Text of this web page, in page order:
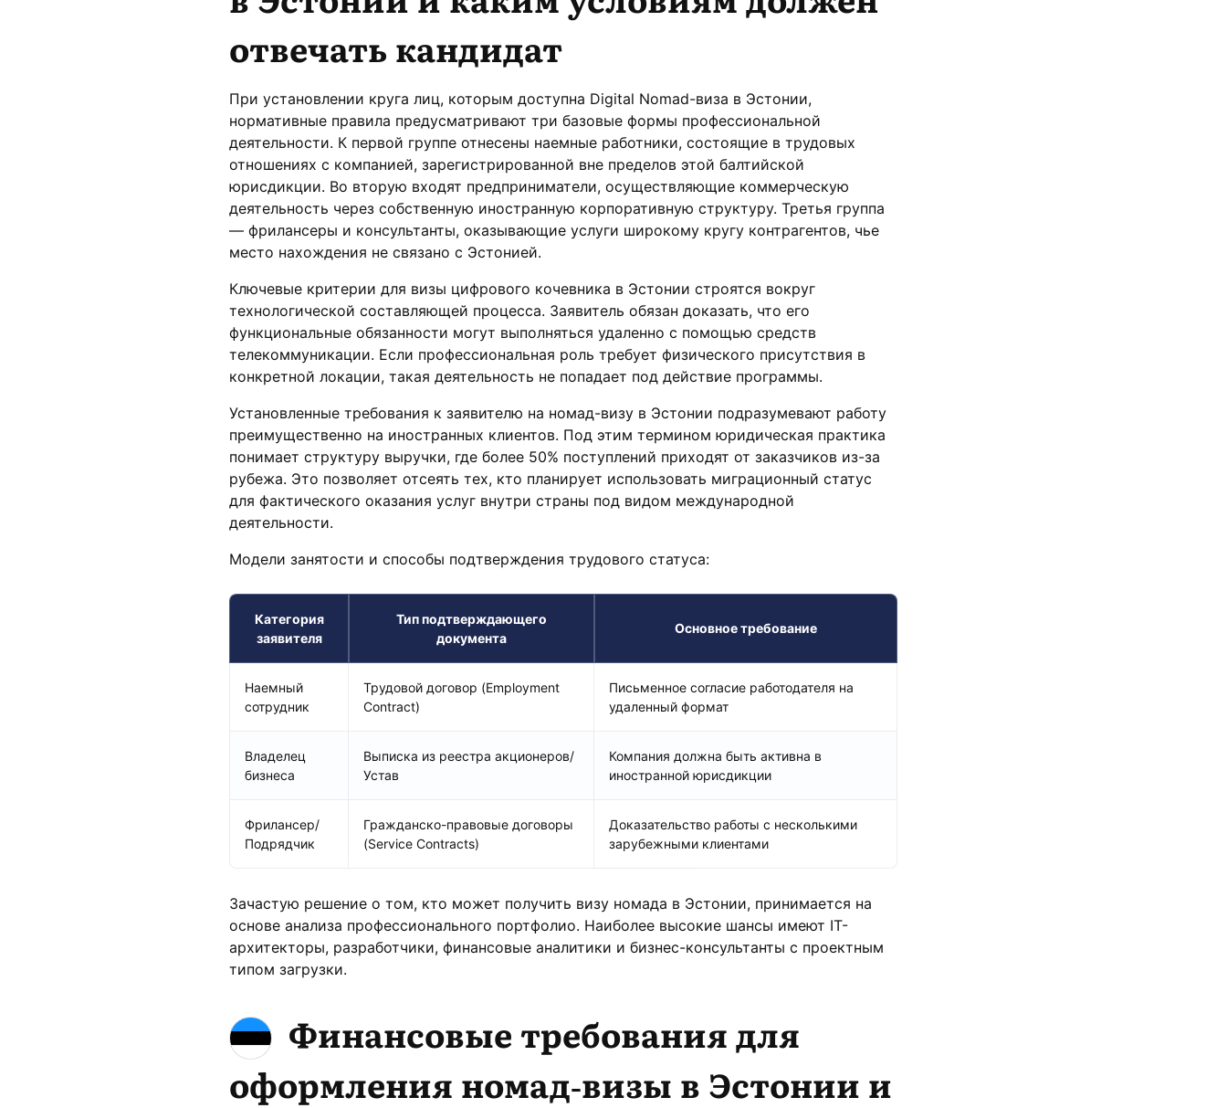
отвечать кандидат
При установлении круга лиц, которым доступна Digital Nomad-виза в Эстонии,
нормативные правила предусматривают три базовые формы профессиональной
деятельности. К первой группе отнесены наемные работники, состоящие в трудовых
отношениях с компанией, зарегистрированной вне пределов этой балтийской
юрисдикции. Во вторую входят предприниматели, осуществляющие коммерческую
деятельность через собственную иностранную корпоративную структуру. Третья группа
— фрилансеры и консультанты, оказывающие услуги широкому кругу контрагентов, чье
место нахождения не связано с Эстонией.
Ключевые критерии для визы цифрового кочевника в Эстонии строятся вокруг
технологической составляющей процесса. Заявитель обязан доказать, что его
функциональные обязанности могут выполняться удаленно с помощью средств
телекоммуникации. Если профессиональная роль требует физического присутствия в
конкретной локации, такая деятельность не попадает под действие программы.
Установленные требования к заявителю на номад-визу в Эстонии подразумевают работу
преимущественно на иностранных клиентов. Под этим термином юридическая практика
понимает структуру выручки, где более 50% поступлений приходят от заказчиков из-за
рубежа. Это позволяет отсеять тех, кто планирует использовать миграционный статус
для фактического оказания услуг внутри страны под видом международной
деятельности.
Модели занятости и способы подтверждения трудового статуса:
Категория
заявителя
Тип подтверждающего
документа
Основное требование
Наемный
сотрудник
Трудовой договор (Employment
Contract)
Письменное согласие работодателя на
удаленный формат
Владелец
бизнеса
Выписка из реестра акционеров/
Устав
Компания должна быть активна в
иностранной юрисдикции
Фрилансер/
Подрядчик
Гражданско-правовые договоры
(Service Contracts)
Доказательство работы с несколькими
зарубежными клиентами
Зачастую решение о том, кто может получить визу номада в Эстонии, принимается на
основе анализа профессионального портфолио. Наиболее высокие шансы имеют IT-
архитекторы, разработчики, финансовые аналитики и бизнес-консультанты с проектным
типом загрузки.
Финансовые требования для
оформления номад-визы в Эстонии и